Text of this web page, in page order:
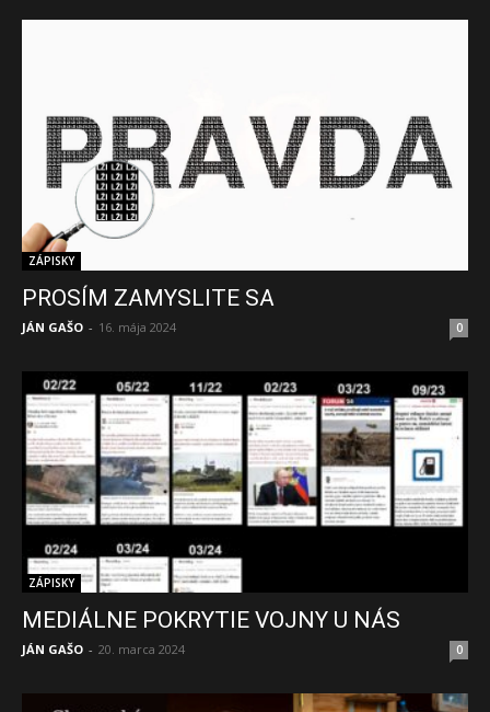
ZÁPISKY
PROSÍM ZAMYSLITE SA
JÁN GAŠO - 16. mája 2024 0
ZÁPISKY
MEDIÁLNE POKRYTIE VOJNY U NÁS
JÁN GAŠO - 20. marca 2024 0